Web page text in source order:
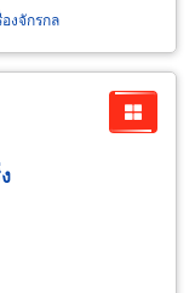
งจักรกล